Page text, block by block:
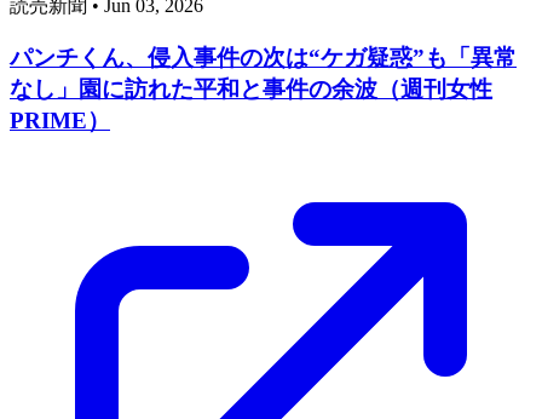
読売新聞 • Jun 03, 2026
パンチくん、侵入事件の次は“ケガ疑惑”も「異常
なし」園に訪れた平和と事件の余波（週刊女性
PRIME）